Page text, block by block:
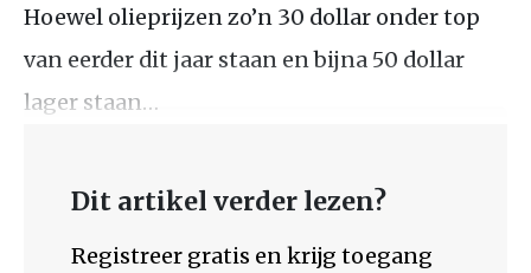
Hoewel olieprijzen zo’n 30 dollar onder top
van eerder dit jaar staan en bijna 50 dollar
lager staan…
Dit artikel verder lezen?
Registreer gratis en krijg toegang